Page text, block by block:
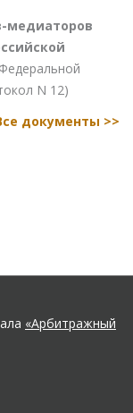
медиаторов
N 12)
документы >>
«Арбитражный